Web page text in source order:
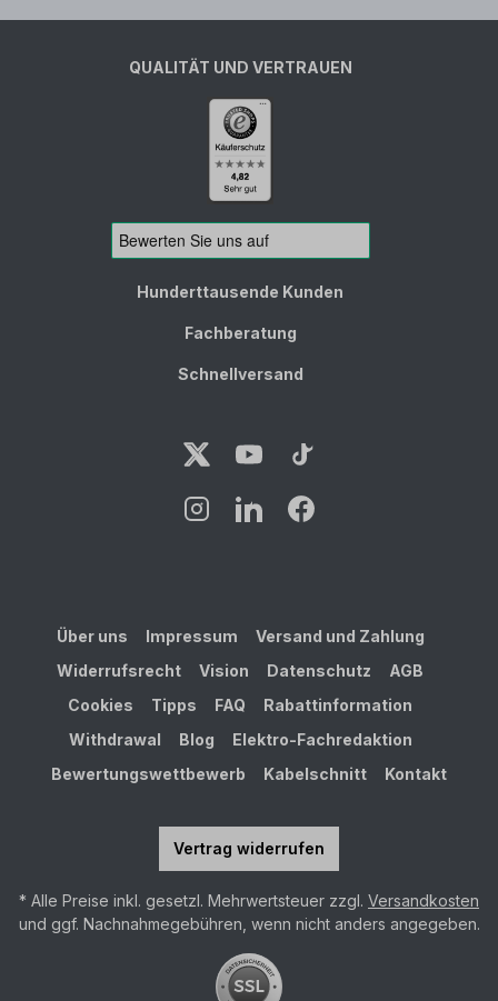
QUALITÄT UND VERTRAUEN
Hunderttausende Kunden
Fachberatung
Schnellversand
Über uns Impressum
Versand und Zahlung
Widerrufsrecht
Vision Datenschutz
AGB
Cookies
Tipps FAQ
Rabattinformation
Withdrawal
Blog
Elektro-Fachredaktion
Bewertungswettbewerb
Kabelschnitt Kontakt
Vertrag widerrufen
* Alle Preise inkl. gesetzl. Mehrwertsteuer zzgl. Versandkosten
und ggf. Nachnahmegebühren, wenn nicht anders angegeben.